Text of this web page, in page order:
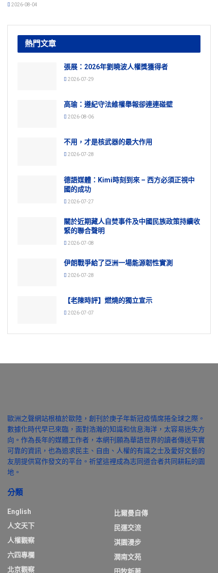
2026-08-04
熱門文章
張展：2026年劉曉波人權獎獲得者
2026-07-29
高瑜：遵紀守法維權舉報卻連連碰壁
2026-08-06
不用，才是核武器的最大作用
2026-07-28
德語媒體：Kimi時刻到來 – 西方必須正視中
國的成功
2026-07-27
關於近期藏人自焚事件及中國民族政策持續收
緊的聯合聲明
2026-07-08
伊朗戰爭給了亞洲一場能源韌性實測
2026-07-28
【老陳時評】燃燒的獨立宣示
2026-07-07
歐洲之聲網站根植於歐陸，創刊於庚子年新冠疫情席捲全球之際。
數據化時代早已來臨，面對浩瀚的知識和信息海洋，太容易迷失方
向。作為長年的媒體工作者，本網刊願為華語世界的讀者傳送平實
可靠的資訊，也為追求民主、自由、人權的有識之士及愛好文藝的
友朋提供寫作發文的平台。祈望這裡成為志同道合者共同耕耘的園
地。
分類
English
人文天下
人權觀察
六四專欄
北京觀察
比爾曼自傳
民運交流
淇園漫步
潤南文苑